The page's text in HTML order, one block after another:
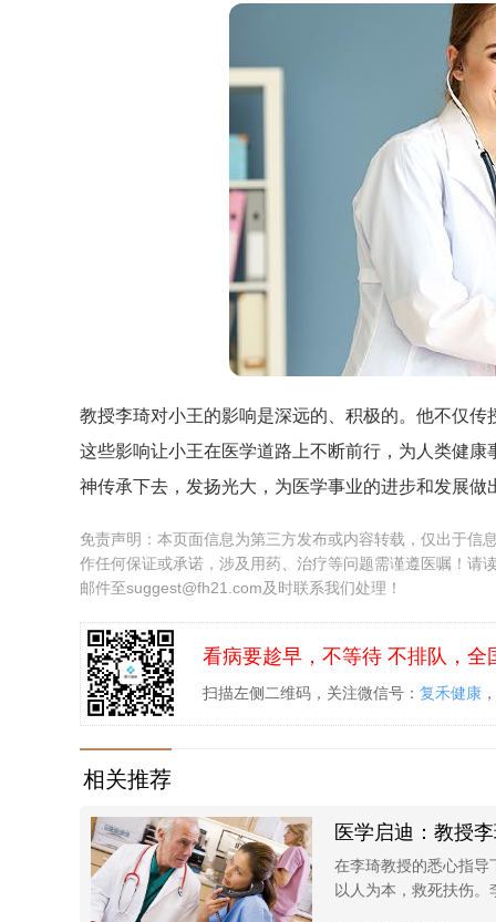
教授李琦对小王的影响是深远的、积极的。他不仅
这些影响让小王在医学道路上不断前行，为人类健
神传承下去，发扬光大，为医学事业的进步和发展做
免责声明：本页面信息为第三方发布或内容转载，仅出于信
作任何保证或承诺，涉及用药、治疗等问题需谨遵医嘱！请
邮件至suggest@fh21.com及时联系我们处理！
看病要趁早，不等待 不排队，全
扫描左侧二维码，关注微信号： 复禾健康
相关推荐
医学启迪：教授
在李琦教授的悉心指
以人为本，救死扶伤